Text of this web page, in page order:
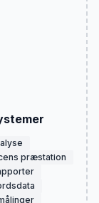
præstation